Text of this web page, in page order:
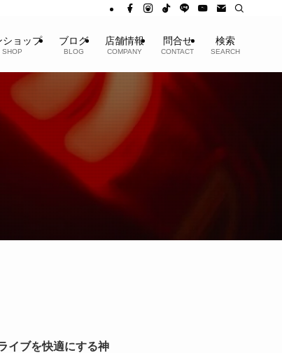
ショップ
SHOP
ブログ
BLOG
店舗情報
COMPANY
問合せ
CONTACT
検索
SEARCH
イブを快適にする神